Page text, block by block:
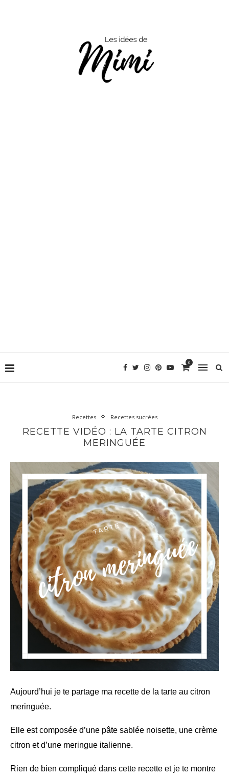
0
Recettes Recettes sucrées
RECETTE VIDÉO : LA TARTE CITRON
MERINGUÉE
Aujourd’hui je te partage ma recette de la tarte au citron
meringuée.
Elle est composée d’une pâte sablée noisette, une crème
citron et d’une meringue italienne.
Rien de bien compliqué dans cette recette et je te montre